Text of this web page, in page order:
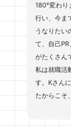
180°変わり
行い、今ま
うなりたい
て、自己
がたくさん
私は就職活
す。Kさん
たからこそ